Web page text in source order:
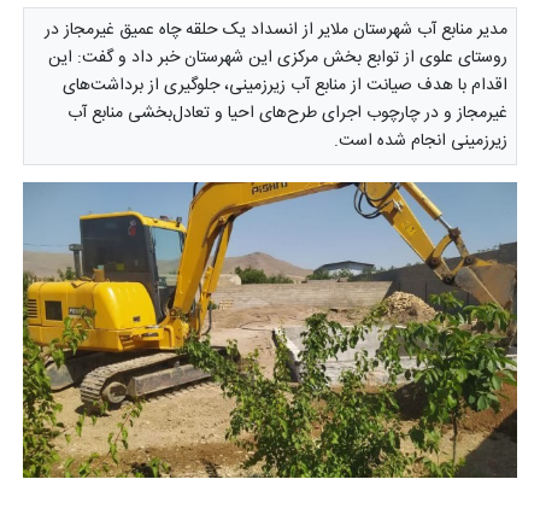
مدیر منابع آب شهرستان ملایر از انسداد یک حلقه چاه عمیق غیرمجاز در
روستای علوی از توابع بخش مرکزی این شهرستان خبر داد و گفت: این
اقدام با هدف صیانت از منابع آب زیرزمینی، جلوگیری از برداشت‌های
غیرمجاز و در چارچوب اجرای طرح‌های احیا و تعادل‌بخشی منابع آب
زیرزمینی انجام شده است.